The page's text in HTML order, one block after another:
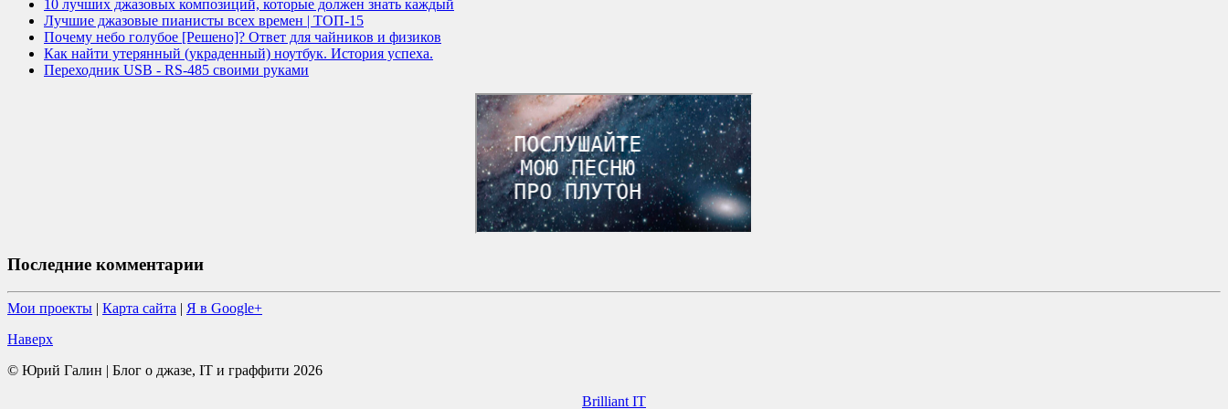
10 лучших джазовых композиций, которые должен знать каждый
Лучшие джазовые пианисты всех времен | ТОП-15
Почему небо голубое [Решено]? Ответ для чайников и физиков
Как найти утерянный (украденный) ноутбук. История успеха.
Переходник USB - RS-485 своими руками
Последние комментарии
Мои проекты | Карта сайта | Я в Google+
Наверх
© Юрий Галин | Блог о джазе, IT и граффити 2026
Brilliant IT